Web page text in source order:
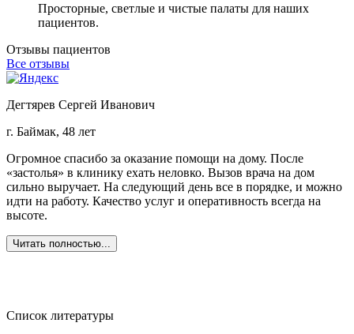
Просторные, светлые и чистые палаты для наших
пациентов.
Отзывы пациентов
Все отзывы
Дегтярев Сергей Иванович
г. Баймак, 48 лет
Огромное спасибо за оказание помощи на дому. После
«застолья» в клинику ехать неловко. Вызов врача на дом
сильно выручает. На следующий день все в порядке, и можно
идти на работу. Качество услуг и оперативность всегда на
высоте.
Читать полностью...
Список литературы